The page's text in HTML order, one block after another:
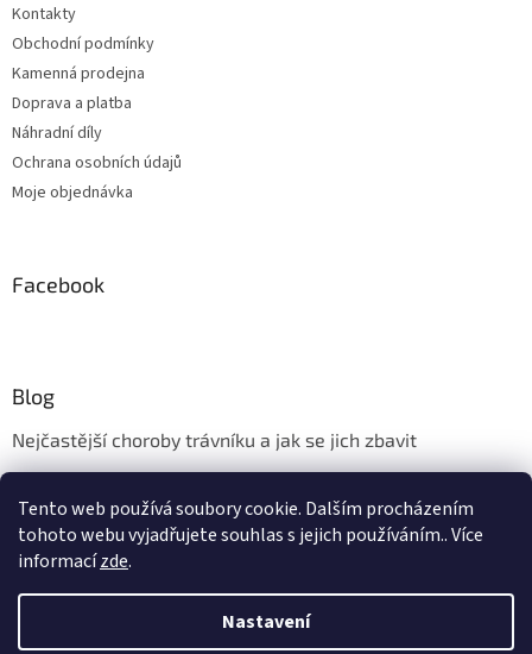
Tento web používá soubory cookie. Dalším procházením
tohoto webu vyjadřujete souhlas s jejich používáním.. Více
informacízde.
Nastavení
Kontakty
Obchodní podmínky
Kamenná prodejna
Doprava a platba
Náhradní díly
Ochrana osobních údajů
Moje objednávka
Facebook
Blog
Nejčastější choroby trávníku a jak se jich zbavit
Údržba trávníku v měsíci květnu
Vytvořil Shoptet